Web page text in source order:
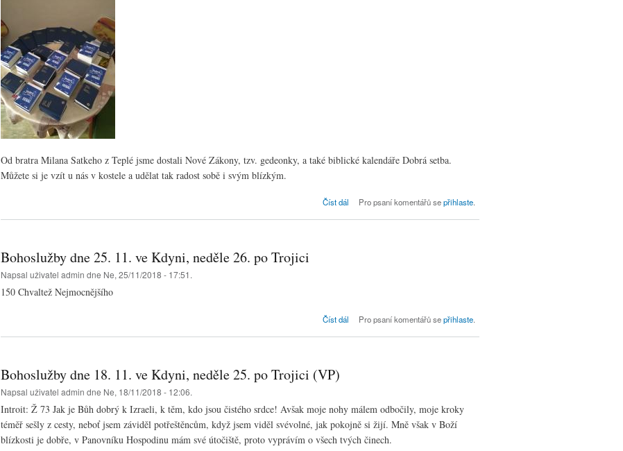
Od bratra Milana Satkeho z Teplé jsme dostali Nové Zákony, tzv. gedeonky, a také biblické kalendáře Dobrá setba.
Můžete si je vzít u nás v kostele a udělat tak radost sobě i svým blízkým.
Číst dál Slovo pro každý den...
Pro psaní komentářů sepřihlaste.
Bohoslužby dne 25. 11. ve Kdyni, neděle 26. po Trojici
Napsal uživatel admin dne Ne, 25/11/2018 - 17:51.
150 Chvaltež Nejmocnějšího
Číst dál
Bohoslužby dne 25. 11. ve Kdyni, neděle
Pro psaní komentářů sepřihlaste.
Bohoslužby dne 18. 11. ve Kdyni, neděle 25. po Trojici (VP)
Napsal uživatel admin dne Ne, 18/11/2018 - 12:06.
Introit: Ž 73 Jak je Bůh dobrý k Izraeli, k těm, kdo jsou čistého srdce! Avšak moje nohy málem odbočily, moje kroky
téměř sešly z cesty, neboť jsem záviděl potřeštěncům, když jsem viděl svévolné, jak pokojně si žijí. Mně však v Boží
blízkosti je dobře, v Panovníku Hospodinu mám své útočiště, proto vyprávím o všech tvých činech.